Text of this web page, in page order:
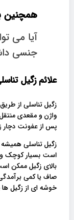
همچنین
آیا می
جنسی
علائم زگیل
زگیل تناسلی از
واژن و مقعدی
پس از عفونت دچار
زگیل تناسلی
است بسیار کوچک
بالای زگیل ممکن
صاف یا کمی
خوشه ای از زگیل